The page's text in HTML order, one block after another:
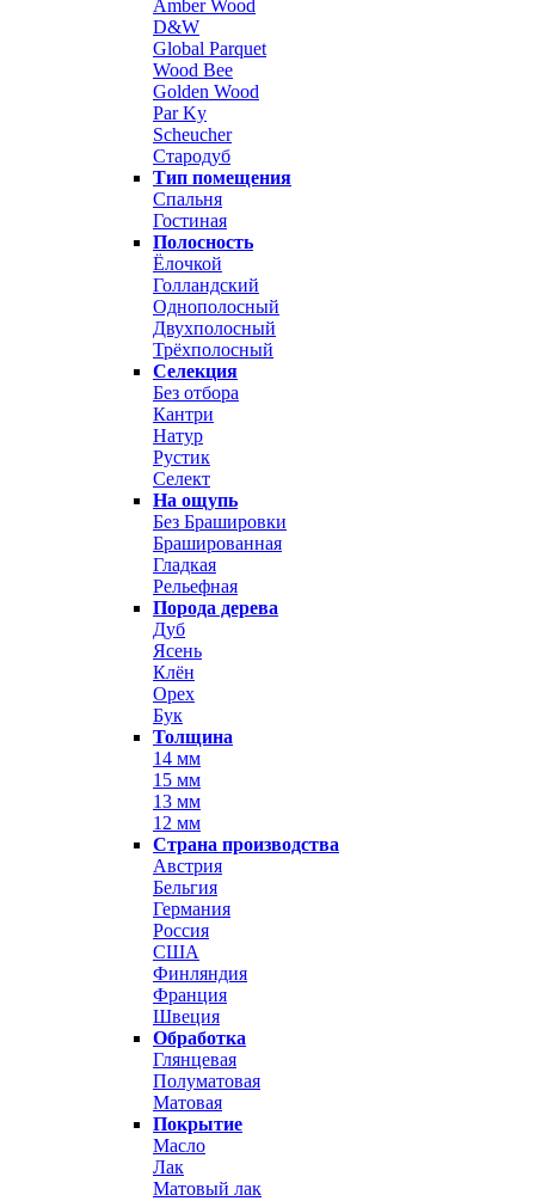
Amber Wood
D&W
Global Parquet
Wood Bee
Golden Wood
Par Ky
Scheucher
Стародуб
Тип помещения
Спальня
Гостиная
Полосность
Ёлочкой
Голландский
Однополосный
Двухполосный
Трёхполосный
Селекция
Без отбора
Кантри
Натур
Рустик
Селект
На ощупь
Без Брашировки
Брашированная
Гладкая
Рельефная
Порода дерева
Дуб
Ясень
Клён
Орех
Бук
Толщина
14 мм
15 мм
13 мм
12 мм
Страна производства
Австрия
Бельгия
Германия
Россия
США
Финляндия
Франция
Швеция
Обработка
Глянцевая
Полуматовая
Матовая
Покрытие
Масло
Лак
Матовый лак